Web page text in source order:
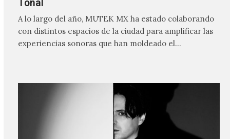
Tonal
A lo largo del año, MUTEK MX ha estado colaborando
con distintos espacios de la ciudad para amplificar las
experiencias sonoras que han moldeado el…